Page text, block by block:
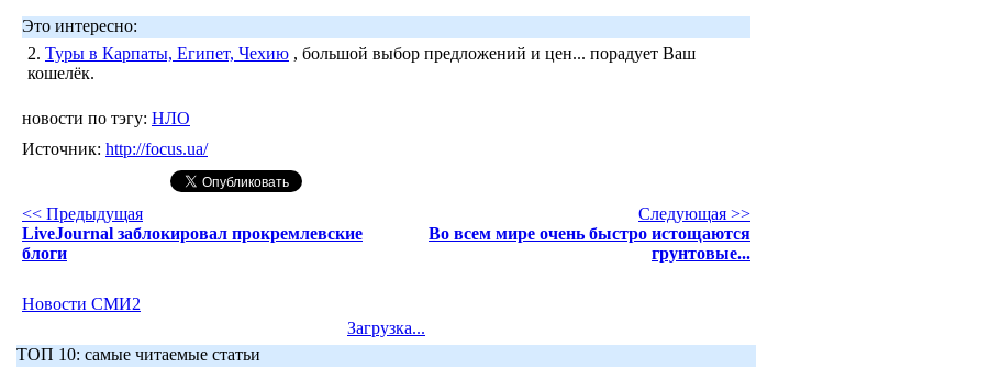
Это интересно:
2. Туры в Карпаты, Египет, Чехию , большой выбор предложений и цен... порадует Ваш
кошелёк.
новости по тэгу: НЛО
Источник: http://focus.ua/
<< Предыдущая
LiveJournal заблокировал прокремлевские
блоги
Следующая >>
Во всем мире очень быстро истощаются
грунтовые...
Новости СМИ2
Загрузка...
ТОП 10: самые читаемые статьи